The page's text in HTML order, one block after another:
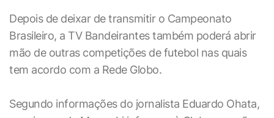
Depois de deixar de transmitir o Campeonato
Brasileiro, a TV Bandeirantes também poderá abrir
mão de outras competições de futebol nas quais
tem acordo com a Rede Globo.
Segundo informações do jornalista Eduardo Ohata,